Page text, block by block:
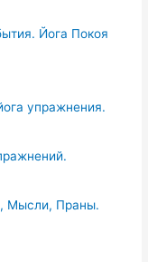
Йога Покоя
упражнения.
Мысли, Праны.